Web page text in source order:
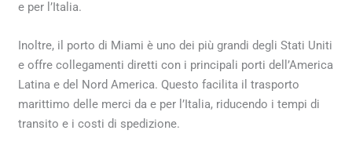
e per l’Italia.
Inoltre, il porto di Miami è uno dei più grandi degli Stati Uniti
e offre collegamenti diretti con i principali porti dell’America
Latina e del Nord America. Questo facilita il trasporto
marittimo delle merci da e per l’Italia, riducendo i tempi di
transito e i costi di spedizione.